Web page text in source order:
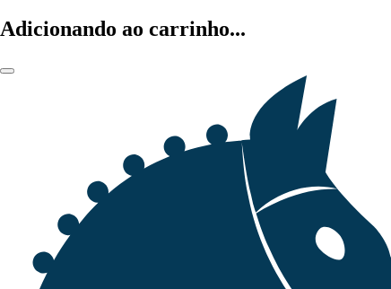
Adicionando ao carrinho...